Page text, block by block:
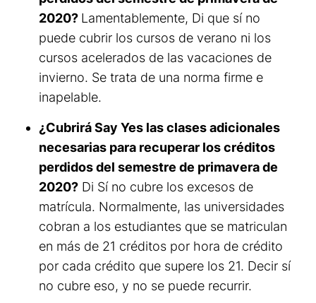
2020? Lamentablemente, Di que sí no
puede cubrir los cursos de verano ni los
cursos acelerados de las vacaciones de
invierno. Se trata de una norma firme e
inapelable.
¿Cubrirá Say Yes las clases adicionales
necesarias para recuperar los créditos
perdidos del semestre de primavera de
2020? Di Sí no cubre los excesos de
matrícula. Normalmente, las universidades
cobran a los estudiantes que se matriculan
en más de 21 créditos por hora de crédito
por cada crédito que supere los 21. Decir sí
no cubre eso, y no se puede recurrir.